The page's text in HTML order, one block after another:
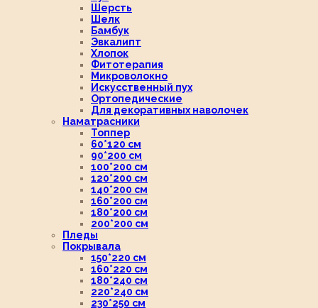
Шерсть
Шелк
Бамбук
Эвкалипт
Хлопок
Фитотерапия
Микроволокно
Искусственный пух
Ортопедические
Для декоративных наволочек
Наматрасники
Топпер
60*120 см
90*200 см
100*200 см
120*200 см
140*200 см
160*200 см
180*200 см
200*200 см
Пледы
Покрывала
150*220 см
160*220 см
180*240 см
220*240 см
230*250 см